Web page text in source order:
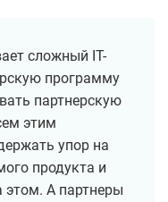
сложный IT-
программу
партнерскую
этим
упор на
продукта и
этом. А партнеры